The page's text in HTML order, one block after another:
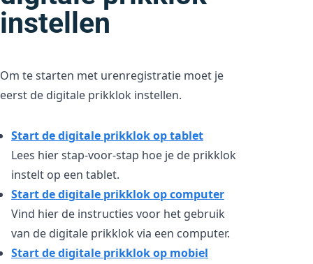
instellen
Om te starten met urenregistratie moet je
eerst de digitale prikklok instellen.
Start de digitale prikklok op tablet
Lees hier stap-voor-stap hoe je de prikklok
instelt op een tablet.
Start de digitale prikklok op computer
Vind hier de instructies voor het gebruik
van de digitale prikklok via een computer.
Start de digitale prikklok op mobiel